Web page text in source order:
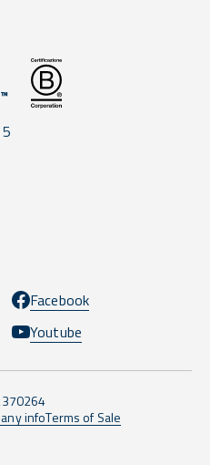
Facebook
Youtube
infoTerms of Sale